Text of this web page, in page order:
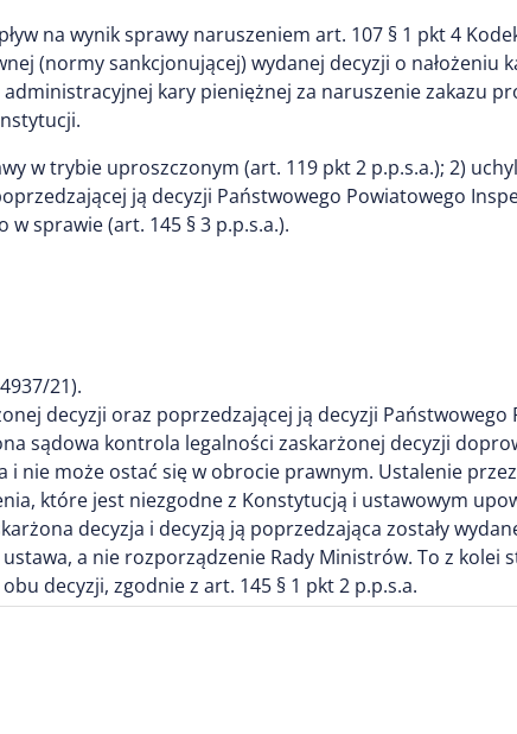
na wynik sprawy naruszeniem art. 107 § 1 pkt 4
(normy sankcjonującej) wydanej decyzji o nałożeniu
kary pieniężnej za naruszenie zakazu
w trybie uproszczonym (art. 119 pkt 2 p.p.s.a.); 2)
ją decyzji Państwowego Powiatowego
sprawie (art. 145 § 3 p.p.s.a.).
21).
decyzji oraz poprzedzającej ją decyzji Państwowego
sądowa kontrola legalności zaskarżonej decyzji
nie może ostać się w obrocie prawnym. Ustalenie
które jest niezgodne z Konstytucją i ustawowym
decyzja i decyzją ją poprzedzająca zostały
a nie rozporządzenie Rady Ministrów. To z kolei
decyzji, zgodnie z art. 145 § 1 pkt 2 p.p.s.a.